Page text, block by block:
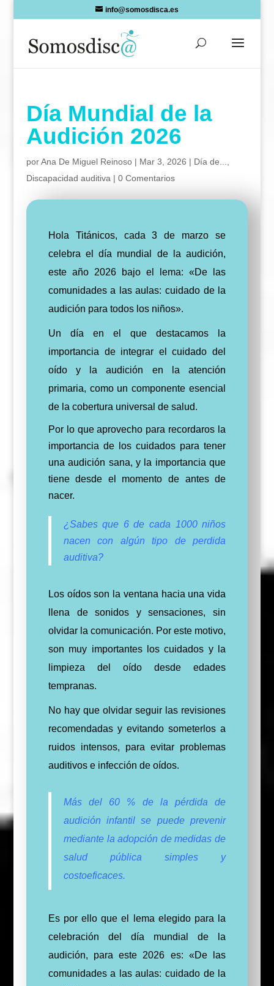
info@somosdisca.es
Día Mundial de la
Audición 2026
porAna De Miguel Reinoso| Mar 3, 2026 | Día de...
Discapacidad auditiva | 0 Comentarios
Hola Titánicos, cada 3 de marzo se
celebra el día mundial de la audición,
este año 2026 bajo el lema: «De las
comunidades a las aulas: cuidado de la
audición para todos los niños».
Un día en el que destacamos la
importancia de integrar el cuidado del
oído y la audición en la atención
primaria, como un componente esencial
de la cobertura universal de salud.
Por lo que aprovecho para recordaros la
importancia de los cuidados para tener
una audición sana, y la importancia que
tiene desde el momento de antes de
nacer.
¿Sabes que 6 de cada 1000 niños
nacen con algún tipo de perdida
auditiva?
Los oídos son la ventana hacia una vida
llena de sonidos y sensaciones, sin
olvidar la comunicación. Por este motivo,
son muy importantes los cuidados y la
limpieza del oído desde edades
tempranas.
No hay que olvidar seguir las revisiones
recomendadas y evitando someterlos a
ruidos intensos, para evitar problemas
auditivos e infección de oídos.
Más del 60 % de la pérdida de
audición infantil se puede prevenir
mediante la adopción de medidas de
salud pública simples y
costoeficaces.
Es por ello que el lema elegido para la
celebración del día mundial de la
audición, para este 2026 es: «De las
comunidades a las aulas: cuidado de la